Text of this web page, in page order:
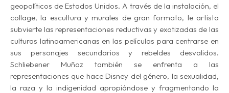
geopolíticos de Estados Unidos. A través de la instalación, el
collage, la escultura y murales de gran formato, le artista
subvierte las representaciones reductivas y exotizadas de las
culturas latinoamericanas en las películas para centrarse en
sus personajes secundarios y rebeldes desvalidos.
Schliebener Muñoz también se enfrenta a las
representaciones que hace Disney del género, la sexualidad,
la raza y la indigenidad apropiándose y fragmentando la